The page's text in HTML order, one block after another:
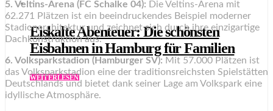
Eiskalte Abenteuer: Die schönsten
Eisbahnen in Hamburg für Familien
WEITERLESEN
5. Veltins-Arena (FC Schalke 04): Die Veltins-Arena mit
62.271 Plätzen ist ein beeindruckendes Beispiel moderner
Stadionarchitektur und zeichnet sich durch ihre einzigartige
Dachkonstruktion aus.
6. Volksparkstadion (Hamburger SV): Mit 57.000 Plätzen ist
das Volksparkstadion eine der traditionsreichsten Spielstätten
Deutschlands und bietet dank seiner Lage am Volkspark eine
idyllische Atmosphäre.